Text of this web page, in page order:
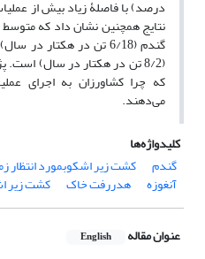
نتایج همچنین نشان داد که
(8/2 تن در هکتار در سال)
که چرا کشاورزان به اجرای
می‌دهند.
کلیدواژه‌ها
گندم
کشت زیر اشکوبمورد انتظار
آنغوزه هدررفت خاک کشت زیر
عنوان مقاله English